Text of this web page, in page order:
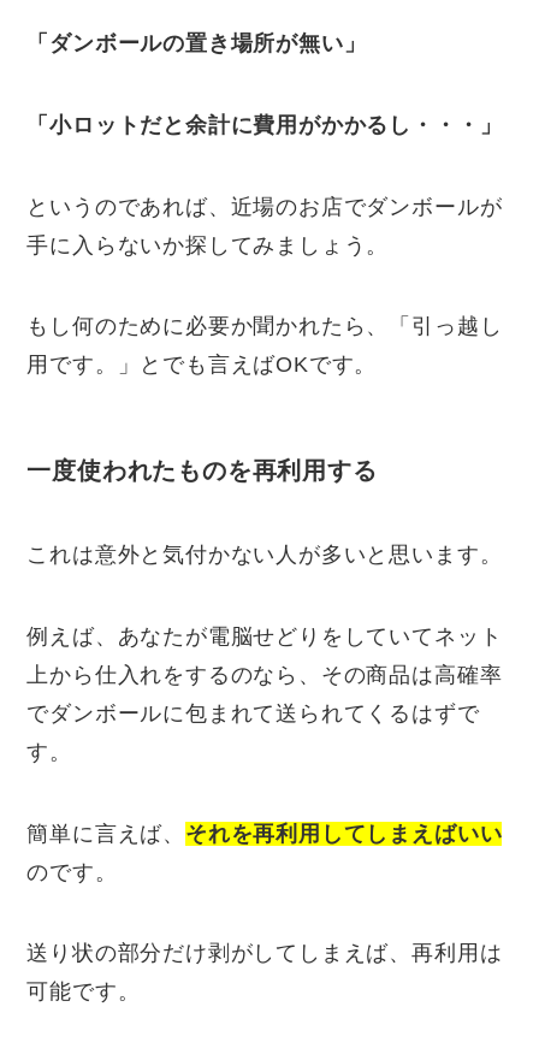
「ダンボールの置き場所が無い」
「小ロットだと余計に費用がかかるし・・・」
というのであれば、近場のお店でダンボールが
手に入らないか探してみましょう。
もし何のために必要か聞かれたら、「引っ越し
用です。」とでも言えばOKです。
一度使われたものを再利用する
これは意外と気付かない人が多いと思います。
例えば、あなたが電脳せどりをしていてネット
上から仕入れをするのなら、その商品は高確率
でダンボールに包まれて送られてくるはずで
す。
簡単に言えば、 それを再利用してしまえばいい
のです。
送り状の部分だけ剥がしてしまえば、再利用は
可能です。